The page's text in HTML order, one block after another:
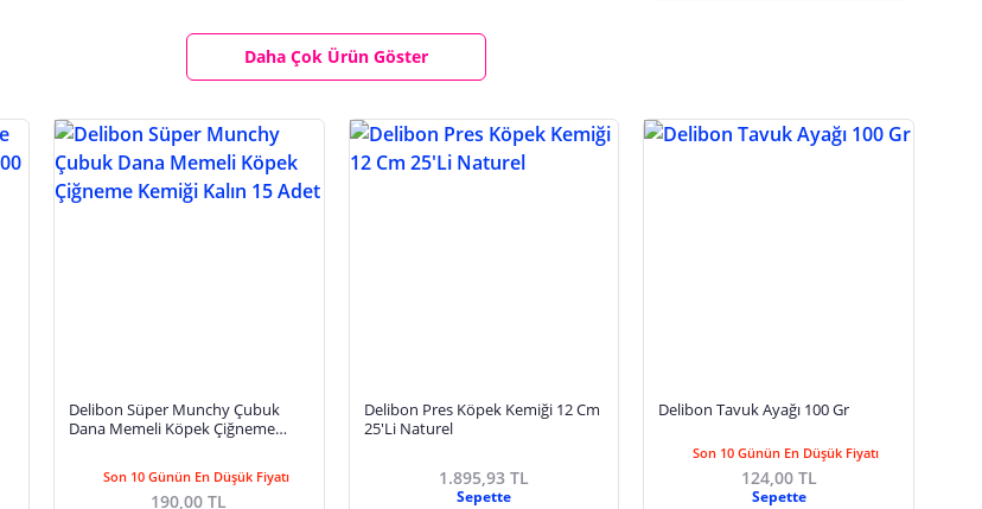
Daha Çok Ürün Göster
Delibon Süper Munchy Çubuk
Dana Memeli Köpek Çiğneme
Son 10 Günün En Düşük Fiyatı
190,00 TL
Delibon Pres Köpek Kemiği 12 Cm
25'Li Naturel
1.895,93 TL
Sepette
Delibon Tavuk Ayağı 100 Gr
Son 10 Günün En Düşük Fiyatı
124,00 TL
Sepette